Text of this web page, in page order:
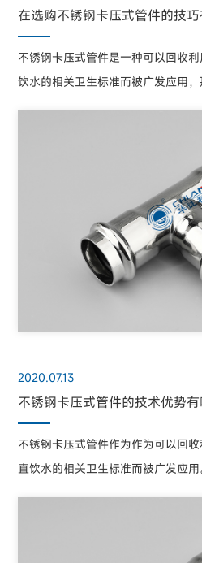
在选购不锈钢卡压式管件的技巧
不锈钢卡压式管件是一种可以回收
饮水的相关卫生标准而被广发应用
2020.07.13
不锈钢卡压式管件的技术优势有
不锈钢卡压式管件作为作为可以回
直饮水的相关卫生标准而被广发应用